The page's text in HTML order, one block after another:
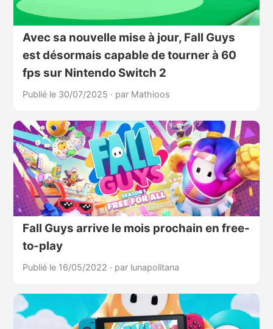
Avec sa nouvelle mise à jour, Fall Guys
est désormais capable de tourner à 60
fps sur Nintendo Switch 2
Publié le 30/07/2025 · par Mathioos
Fall Guys arrive le mois prochain en free-
to-play
Publié le 16/05/2022 · par lunapolitana